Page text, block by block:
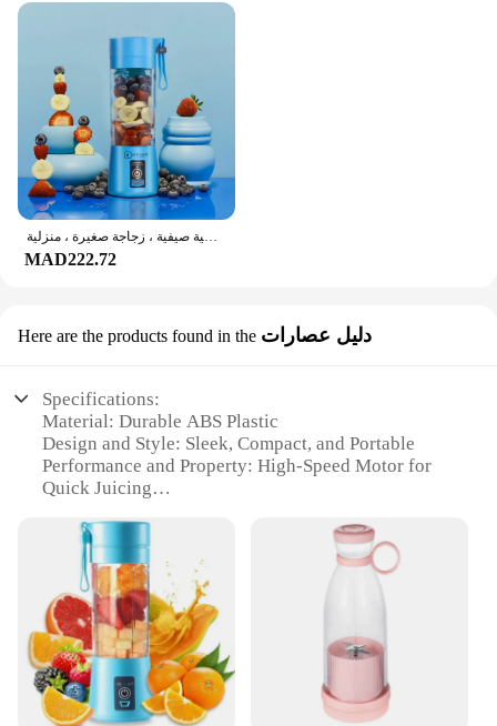
خلاطات عصير فواكه كهربائية محمولة ، شخصية صيفية ، زجاجة صغيرة ، منزلية ، USB ، عصارة 4 شفرات ، ماكينة أكواب للمطبخ
MAD222.72
Here are the products found in the دليل عصارات
Specifications:
Material: Durable ABS Plastic
Design and Style: Sleek, Compact, and Portable
Performance and Property: High-Speed Motor for
Quick Juicing
Blades and Strainer
Usage and Purpose: Ideal for On-the-Go Fresh Juice
Typical Adaptive Scenario: Perfect for Travel,
Office, or Home Use
Features:
**Efficient and Convenient Juicing**
The ceool mini juicer is a testament to modern
design and functionality. With its sleek, compact